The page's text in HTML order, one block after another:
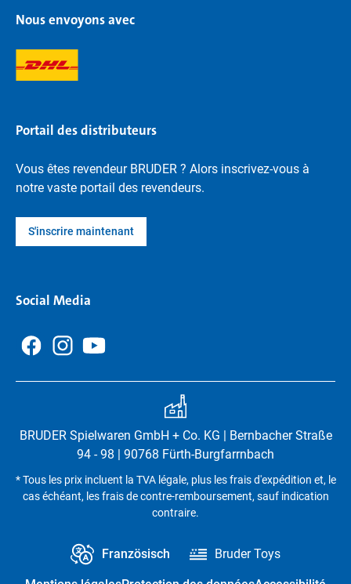
Nous envoyons avec
Portail des distributeurs
Vous êtes revendeur BRUDER ? Alors inscrivez-vous à
notre vaste portail des revendeurs.
S'inscrire maintenant
Social Media
BRUDER Spielwaren GmbH + Co. KG | Bernbacher Straße
94 - 98 | 90768 Fürth-Burgfarrnbach
* Tous les prix incluent la TVA légale, plus les frais d'expédition et, le
cas échéant, les frais de contre-remboursement, sauf indication
contraire.
Französisch Bruder Toys